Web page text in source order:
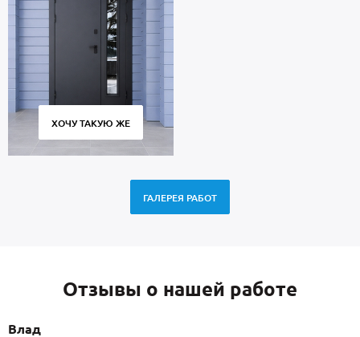
ХОЧУ ТАКУЮ ЖЕ
ГАЛЕРЕЯ РАБОТ
Отзывы о нашей работе
Влад